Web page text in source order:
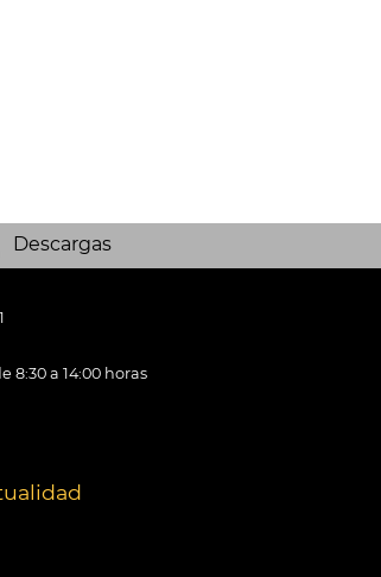
Descargas
8:30 a 14:00 horas